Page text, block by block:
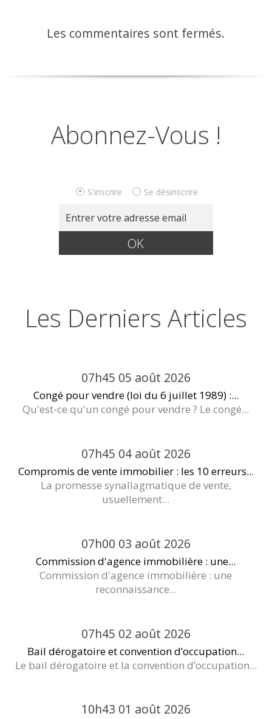
Les commentaires sont fermés.
Abonnez-Vous !
S'inscrire Se désinscrire
Les Derniers Articles
07h45 05 août 2026
Congé pour vendre (loi du 6 juillet 1989) :...
Qu'est-ce qu'un congé pour vendre ? Le congé...
07h45 04 août 2026
Compromis de vente immobilier : les 10 erreurs...
La promesse synallagmatique de vente,
usuellement...
07h00 03 août 2026
Commission d'agence immobilière : une...
Commission d'agence immobilière : une
reconnaissance...
07h45 02 août 2026
Bail dérogatoire et convention d’occupation...
Le bail dérogatoire et la convention d’occupation...
10h43 01 août 2026